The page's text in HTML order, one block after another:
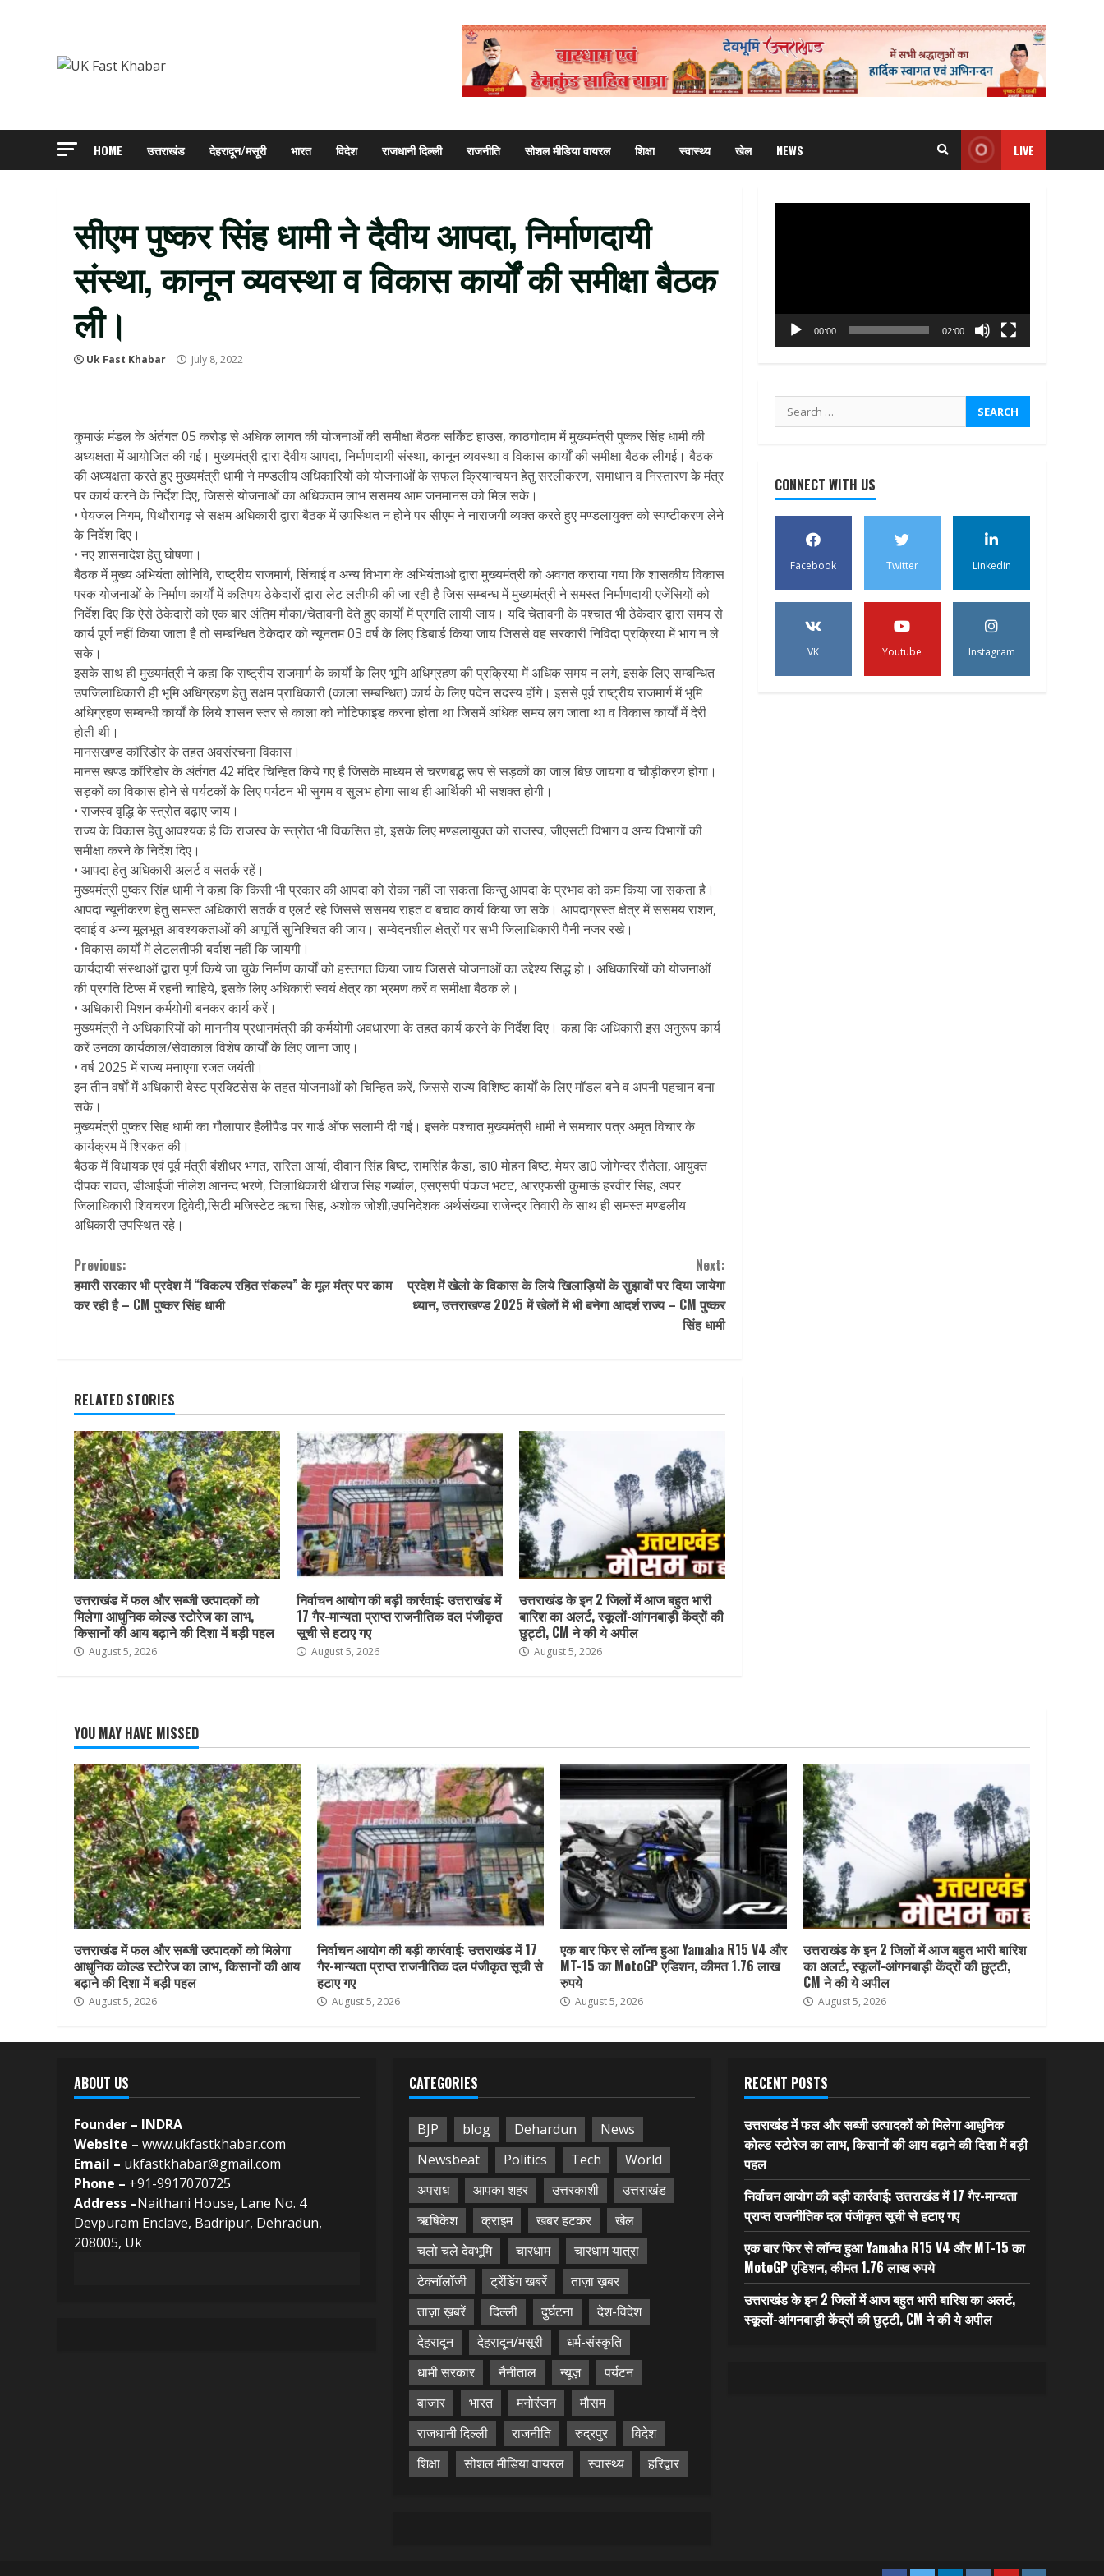
HOME उत्तराखंड देहरादून/मसूरी भारत विदेश राजधानी दिल्ली राजनीति सोशल मीडिया वायरल शिक्षा स्वास्थ्य खेल NEWS LIVE
सीएम पुष्कर सिंह धामी ने दैवीय आपदा, निर्माणदायी
संस्था, कानून व्यवस्था व विकास कार्यों की समीक्षा बैठक
ली।
Uk Fast Khabar July 8, 2022
कुमाऊं मंडल के अंर्तगत 05 करोड़ से अधिक लागत की योजनाओं की समीक्षा बैठक सर्किट हाउस, काठगोदाम में मुख्यमंत्री पुष्कर सिंह धामी की
अध्यक्षता में आयोजित की गई। मुख्यमंत्री द्वारा दैवीय आपदा, निर्माणदायी संस्था, कानून व्यवस्था व विकास कार्यों की समीक्षा बैठक लीगई। बैठक
की अध्यक्षता करते हुए मुख्यमंत्री धामी ने मण्डलीय अधिकारियों को योजनाओं के सफल क्रियान्वयन हेतु सरलीकरण, समाधान व निस्तारण के मंत्र
पर कार्य करने के निर्देश दिए, जिससे योजनाओं का अधिकतम लाभ ससमय आम जनमानस को मिल सके।
• पेयजल निगम, पिथौरागढ़ से सक्षम अधिकारी द्वारा बैठक में उपस्थित न होने पर सीएम ने नाराजगी व्यक्त करते हुए मण्डलायुक्त को स्पष्टीकरण लेने
के निर्देश दिए।
• नए शासनादेश हेतु घोषणा।
बैठक में मुख्य अभियंता लोनिवि, राष्ट्रीय राजमार्ग, सिंचाई व अन्य विभाग के अभियंताओ द्वारा मुख्यमंत्री को अवगत कराया गया कि शासकीय विकास
परक योजनाओं के निर्माण कार्यों में कतिपय ठेकेदारों द्वारा लेट लतीफी की जा रही है जिस सम्बन्ध में मुख्यमंत्री ने समस्त निर्माणदायी एजेंसियों को
निर्देश दिए कि ऐसे ठेकेदारों को एक बार अंतिम मौका/चेतावनी देते हुए कार्यों में प्रगति लायी जाय। यदि चेतावनी के पश्चात भी ठेकेदार द्वारा समय से
कार्य पूर्ण नहीं किया जाता है तो सम्बन्धित ठेकेदार को न्यूनतम 03 वर्ष के लिए डिबार्ड किया जाय जिससे वह सरकारी निविदा प्रक्रिया में भाग न ले
सके।
इसके साथ ही मुख्यमंत्री ने कहा कि राष्ट्रीय राजमार्ग के कार्यों के लिए भूमि अधिग्रहण की प्रक्रिया में अधिक समय न लगे, इसके लिए सम्बन्धित
उपजिलाधिकारी ही भूमि अधिग्रहण हेतु सक्षम प्राधिकारी (काला सम्बन्धित) कार्य के लिए पदेन सदस्य होंगे। इससे पूर्व राष्ट्रीय राजमार्ग में भूमि
अधिग्रहण सम्बन्धी कार्यों के लिये शासन स्तर से काला को नोटिफाइड करना होता था जिसमें अधिक समय लग जाता था व विकास कार्यों में देरी
होती थी।
मानसखण्ड कॉरिडोर के तहत अवसंरचना विकास।
मानस खण्ड कॉरिडोर के अंर्तगत 42 मंदिर चिन्हित किये गए है जिसके माध्यम से चरणबद्ध रूप से सड़कों का जाल बिछ जायगा व चौड़ीकरण होगा।
सड़कों का विकास होने से पर्यटकों के लिए पर्यटन भी सुगम व सुलभ होगा साथ ही आर्थिकी भी सशक्त होगी।
• राजस्व वृद्धि के स्त्रोत बढ़ाए जाय।
राज्य के विकास हेतु आवश्यक है कि राजस्व के स्त्रोत भी विकसित हो, इसके लिए मण्डलायुक्त को राजस्व, जीएसटी विभाग व अन्य विभागों की
समीक्षा करने के निर्देश दिए।
• आपदा हेतु अधिकारी अलर्ट व सतर्क रहें।
मुख्यमंत्री पुष्कर सिंह धामी ने कहा कि किसी भी प्रकार की आपदा को रोका नहीं जा सकता किन्तु आपदा के प्रभाव को कम किया जा सकता है।
आपदा न्यूनीकरण हेतु समस्त अधिकारी सतर्क व एलर्ट रहे जिससे ससमय राहत व बचाव कार्य किया जा सके। आपदाग्रस्त क्षेत्र में ससमय राशन,
दवाई व अन्य मूलभूत आवश्यकताओं की आपूर्ति सुनिश्चित की जाय। सम्वेदनशील क्षेत्रों पर सभी जिलाधिकारी पैनी नजर रखे।
• विकास कार्यों में लेटलतीफी बर्दाश नहीं कि जायगी।
कार्यदायी संस्थाओं द्वारा पूर्ण किये जा चुके निर्माण कार्यों को हस्तगत किया जाय जिससे योजनाओं का उद्देश्य सिद्ध हो। अधिकारियों को योजनाओं
की प्रगति टिप्स में रहनी चाहिये, इसके लिए अधिकारी स्वयं क्षेत्र का भ्रमण करें व समीक्षा बैठक ले।
• अधिकारी मिशन कर्मयोगी बनकर कार्य करें।
मुख्यमंत्री ने अधिकारियों को माननीय प्रधानमंत्री की कर्मयोगी अवधारणा के तहत कार्य करने के निर्देश दिए। कहा कि अधिकारी इस अनुरूप कार्य
करें उनका कार्यकाल/सेवाकाल विशेष कार्यों के लिए जाना जाए।
• वर्ष 2025 में राज्य मनाएगा रजत जयंती।
इन तीन वर्षों में अधिकारी बेस्ट प्रक्टिसेस के तहत योजनाओं को चिन्हित करें, जिससे राज्य विशिष्ट कार्यों के लिए मॉडल बने व अपनी पहचान बना
सके।
मुख्यमंत्री पुष्कर सिह धामी का गौलापार हैलीपैड पर गार्ड ऑफ सलामी दी गई। इसके पश्चात मुख्यमंत्री धामी ने समचार पत्र अमृत विचार के
कार्यक्रम में शिरकत की।
बैठक में विधायक एवं पूर्व मंत्री बंशीधर भगत, सरिता आर्या, दीवान सिंह बिष्ट, रामसिंह कैडा, डा0 मोहन बिष्ट, मेयर डा0 जोगेन्दर रौतेला, आयुक्त
दीपक रावत, डीआईजी नीलेश आनन्द भरणे, जिलाधिकारी धीराज सिह गर्ब्याल, एसएसपी पंकज भटट, आरएफसी कुमाऊं हरवीर सिह, अपर
जिलाधिकारी शिवचरण द्विवेदी,सिटी मजिस्टेट ऋचा सिह, अशोक जोशी,उपनिदेशक अर्थसंख्या राजेन्द्र तिवारी के साथ ही समस्त मण्डलीय
अधिकारी उपस्थित रहे।
Continue
Reading
Previous:
हमारी सरकार भी प्रदेश में “विकल्प रहित संकल्प” के मूल मंत्र पर काम
कर रही है – CM पुष्कर सिंह धामी
Next:
प्रदेश में खेलो के विकास के लिये खिलाड़ियों के सुझावों पर दिया जायेगा
ध्यान, उत्तराखण्ड 2025 में खेलों में भी बनेगा आदर्श राज्य – CM पुष्कर
सिंह धामी
RELATED STORIES
उत्तराखंड में फल और सब्जी उत्पादकों को
मिलेगा आधुनिक कोल्ड स्टोरेज का लाभ,
किसानों की आय बढ़ाने की दिशा में बड़ी पहल
August 5, 2026
निर्वाचन आयोग की बड़ी कार्रवाई: उत्तराखंड में
17 गैर-मान्यता प्राप्त राजनीतिक दल पंजीकृत
सूची से हटाए गए
August 5, 2026
उत्तराखंड के इन 2 जिलों में आज बहुत भारी
बारिश का अलर्ट, स्कूलों-आंगनबाड़ी केंद्रों की
छुट्टी, CM ने की ये अपील
August 5, 2026
00:00 02:00
Search
for:
CONNECT WITH US
Facebook Twitter Linkedin
VK Youtube Instagram
YOU MAY HAVE MISSED
उत्तराखंड में फल और सब्जी उत्पादकों को मिलेगा
आधुनिक कोल्ड स्टोरेज का लाभ, किसानों की आय
बढ़ाने की दिशा में बड़ी पहल
August 5, 2026
निर्वाचन आयोग की बड़ी कार्रवाई: उत्तराखंड में 17
गैर-मान्यता प्राप्त राजनीतिक दल पंजीकृत सूची से
हटाए गए
August 5, 2026
एक बार फिर से लॉन्च हुआ Yamaha R15 V4 और
MT-15 का MotoGP एडिशन, कीमत 1.76 लाख
रुपये
August 5, 2026
उत्तराखंड के इन 2 जिलों में आज बहुत भारी बारिश
का अलर्ट, स्कूलों-आंगनबाड़ी केंद्रों की छुट्टी,
CM ने की ये अपील
August 5, 2026
ABOUT US
Founder – INDRA
Website – www.ukfastkhabar.com
Email – ukfastkhabar@gmail.com
Phone – +91-9917070725
Address –Naithani House, Lane No. 4
Devpuram Enclave, Badripur, Dehradun,
208005, Uk
CATEGORIES
BJP blog Dehardun
News
Newsbeat
Politics Tech
World
अपराध
आपका शहर उत्तरकाशी
उत्तराखंड
ऋषिकेश
क्राइम खबर हटकर
खेल
चलो चले देवभूमि
चारधाम
चारधाम यात्रा
टेक्नॉलॉजी
ट्रेंडिंग खबरें
ताज़ा ख़बर
ताज़ा ख़बरें
दिल्ली दुर्घटना
देश-विदेश
देहरादून
देहरादून/मसूरी
धर्म-संस्कृति
धामी सरकार
नैनीताल न्यूज़
पर्यटन
बाजार
भारत मनोरंजन
मौसम
राजधानी दिल्ली
राजनीति रुद्रपुर
विदेश
शिक्षा
सोशल मीडिया वायरल स्वास्थ्य हरिद्वार
RECENT POSTS
उत्तराखंड में फल और सब्जी उत्पादकों को मिलेगा आधुनिक
कोल्ड स्टोरेज का लाभ, किसानों की आय बढ़ाने की दिशा में बड़ी
पहल
निर्वाचन आयोग की बड़ी कार्रवाई: उत्तराखंड में 17 गैर-मान्यता
प्राप्त राजनीतिक दल पंजीकृत सूची से हटाए गए
एक बार फिर से लॉन्च हुआ Yamaha R15 V4 और MT-15 का
MotoGP एडिशन, कीमत 1.76 लाख रुपये
उत्तराखंड के इन 2 जिलों में आज बहुत भारी बारिश का अलर्ट,
स्कूलों-आंगनबाड़ी केंद्रों की छुट्टी, CM ने की ये अपील